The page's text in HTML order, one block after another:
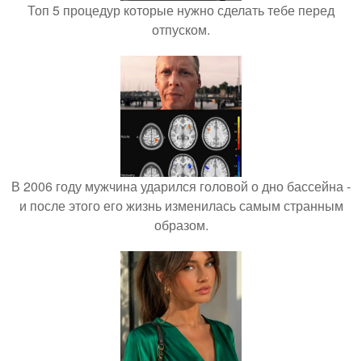
Топ 5 процедур которые нужно сделать тебе перед
отпуском.
В 2006 году мужчина ударился головой о дно бассейна -
и после этого его жизнь изменилась самым странным
образом.